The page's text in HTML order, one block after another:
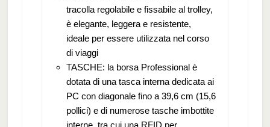
tracolla regolabile e fissabile al trolley,
è elegante, leggera e resistente,
ideale per essere utilizzata nel corso
di viaggi
TASCHE: la borsa Professional è
dotata di una tasca interna dedicata ai
PC con diagonale fino a 39,6 cm (15,6
pollici) e di numerose tasche imbottite